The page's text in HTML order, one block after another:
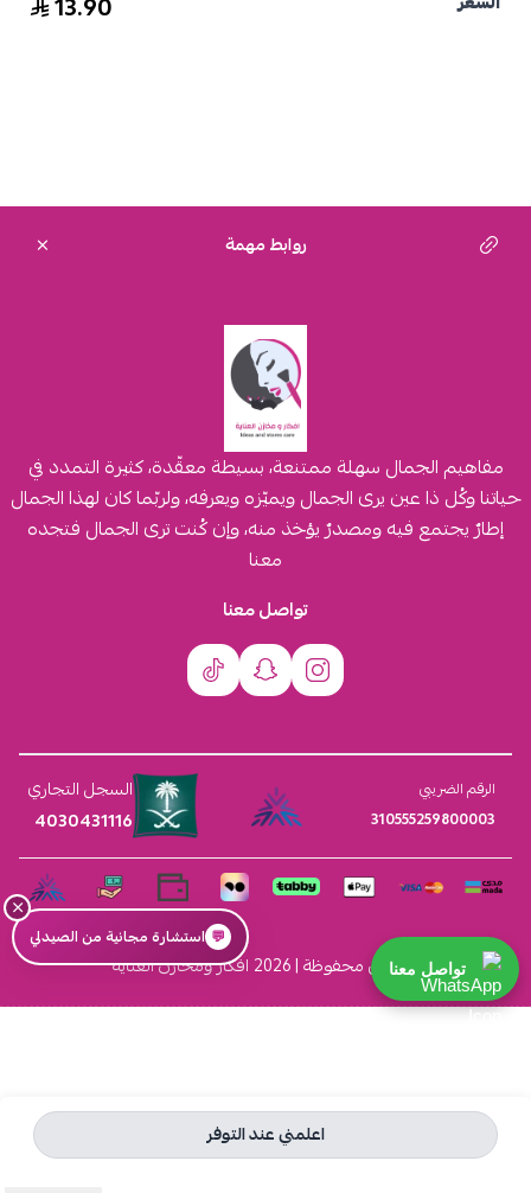
اعلمني عند التوفر
روابط مهمة
مفاهيم الجمال سهلة ممتنعة، بسيطة معقّدة، كثيرة التمدد في
حياتنا وكُل ذا عين يرى الجمال ويميّزه ويعرفه، ولربّما كان لهذا الجمال
إطارٌ يجتمع فيه ومصدرٌ يؤخذ منه، وإن كُنت ترى الجمال فتجده
معنا
تواصل معنا
الرقم الضريبي
310555259800003
السجل التجاري
4030431116
الحقوق محفوظة | 2026 افكار ومخازن العناية
×
💬 استشارة مجانية من الصيدلي
تواصل معنا